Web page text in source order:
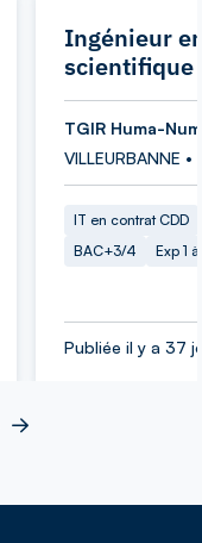
Ingénieur
scientifique
TGIR Huma-Num
VILLEURBANNE •
IT en contrat CDD
BAC+3/4
Exp 1
Publiée il y a 37